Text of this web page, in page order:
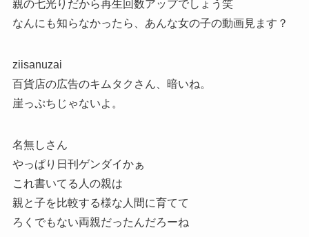
親の七光りだから再生回数アップでしょう笑
なんにも知らなかったら、あんな女の子の動画見ます？
ziisanuzai
百貨店の広告のキムタクさん、暗いね。
崖っぷちじゃないよ。
名無しさん
やっぱり日刊ゲンダイかぁ
これ書いてる人の親は
親と子を比較する様な人間に育てて
ろくでもない両親だったんだろーね